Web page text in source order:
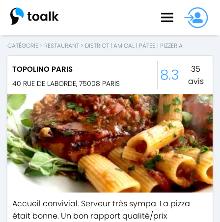
CATÉGORIE > RESTAURANT > DISTRICT | AMICAL | PÂTES | PIZZERIA
TOPOLINO PARIS
40 RUE DE LABORDE, 75008 PARIS 8.3
35
avis
Accueil convivial. Serveur très sympa. La pizza
était bonne. Un bon rapport qualité/prix